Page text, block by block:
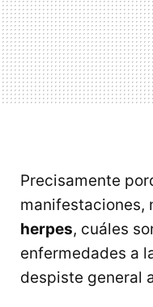
Precisamente
manifestaciones,
herpes, cuáles
enfermedades a
despiste general